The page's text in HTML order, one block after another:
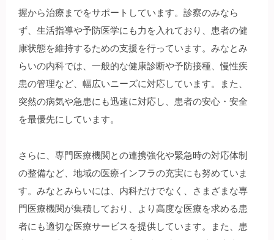
握から治療までをサポートしています。診察のみなら
ず、生活指導や予防医学にも力を入れており、患者の健
康状態を維持するための支援を行っています。みなとみ
らいの内科では、一般的な健康診断や予防接種、慢性疾
患の管理など、幅広いニーズに対応しています。また、
突然の病気や急患にも迅速に対応し、患者の安心・安全
を最優先にしています。
さらに、専門医療機関との連携強化や緊急時の対応体制
の整備など、地域の医療インフラの充実にも努めていま
す。みなとみらいには、内科だけでなく、さまざまな専
門医療機関が集積しており、より高度な医療を求める患
者にも適切な医療サービスを提供しています。また、患